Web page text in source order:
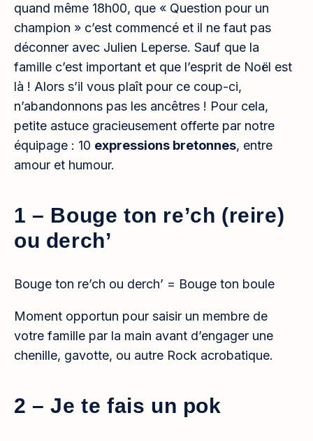
quand même 18h00, que « Question pour un
champion » c’est commencé et il ne faut pas
déconner avec Julien Leperse. Sauf que la
famille c’est important et que l’esprit de Noël est
là ! Alors s’il vous plaît pour ce coup-ci,
n’abandonnons pas les ancêtres ! Pour cela,
petite astuce gracieusement offerte par notre
équipage : 10 expressions bretonnes, entre
amour et humour.
1 – Bouge ton re’ch (reire)
ou derch’
Bouge ton re’ch ou derch’ = Bouge ton boule
Moment opportun pour saisir un membre de
votre famille par la main avant d’engager une
chenille, gavotte, ou autre Rock acrobatique.
2 – Je te fais un pok